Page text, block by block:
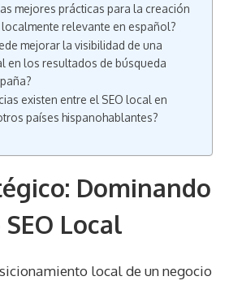
mejores prácticas para la creación
relevante en español?
mejorar la visibilidad de una
en los resultados de búsqueda
existen entre el SEO local en
países hispanohablantes?
Dominando
Local
local de un negocio